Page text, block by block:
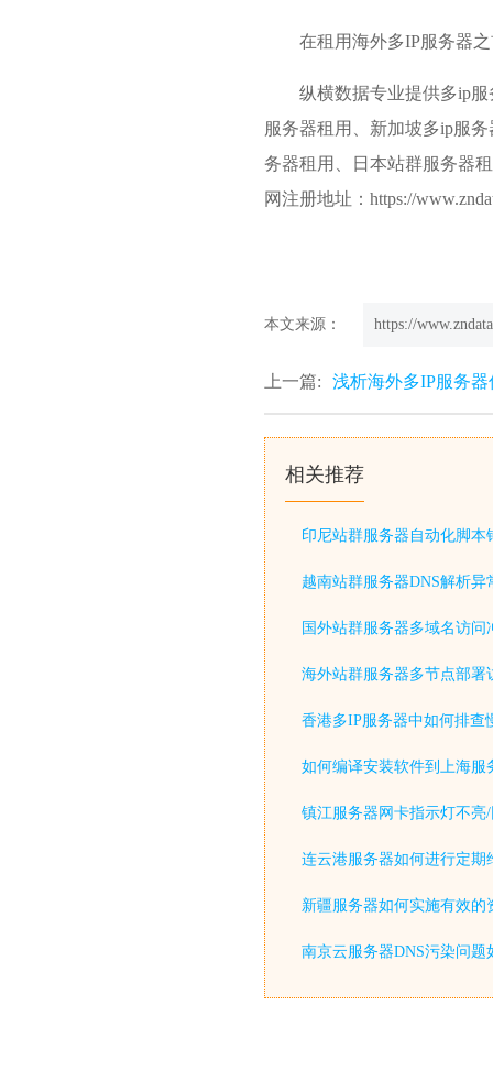
在租用海外多IP服务器
纵横数据专业提供多ip
服务器租用、 新加坡多ip服务
务器租用、日本站群服务器
网注册地址：https://
本文来源： https://
上一篇: 浅析海外多IP服务器
相关推荐
印尼站群服务器自动化脚本
越南站群服务器DNS解析异
国外站群服务器多域名访问
海外站群服务器多节点部署
香港多IP服务器中如何排查
如何编译安装软件到上海服
镇江服务器网卡指示灯不亮
连云港服务器如何进行定期
新疆服务器如何实施有效的
南京云服务器DNS污染问题